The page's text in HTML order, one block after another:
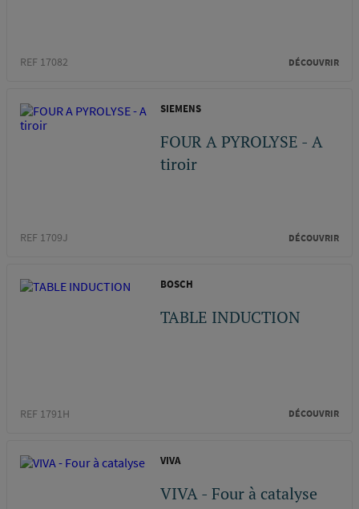
REF 17082 DÉCOUVRIR
SIEMENS
FOUR A PYROLYSE - A
tiroir
REF 1709J DÉCOUVRIR
BOSCH
TABLE INDUCTION
REF 1791H DÉCOUVRIR
VIVA
VIVA - Four à catalyse